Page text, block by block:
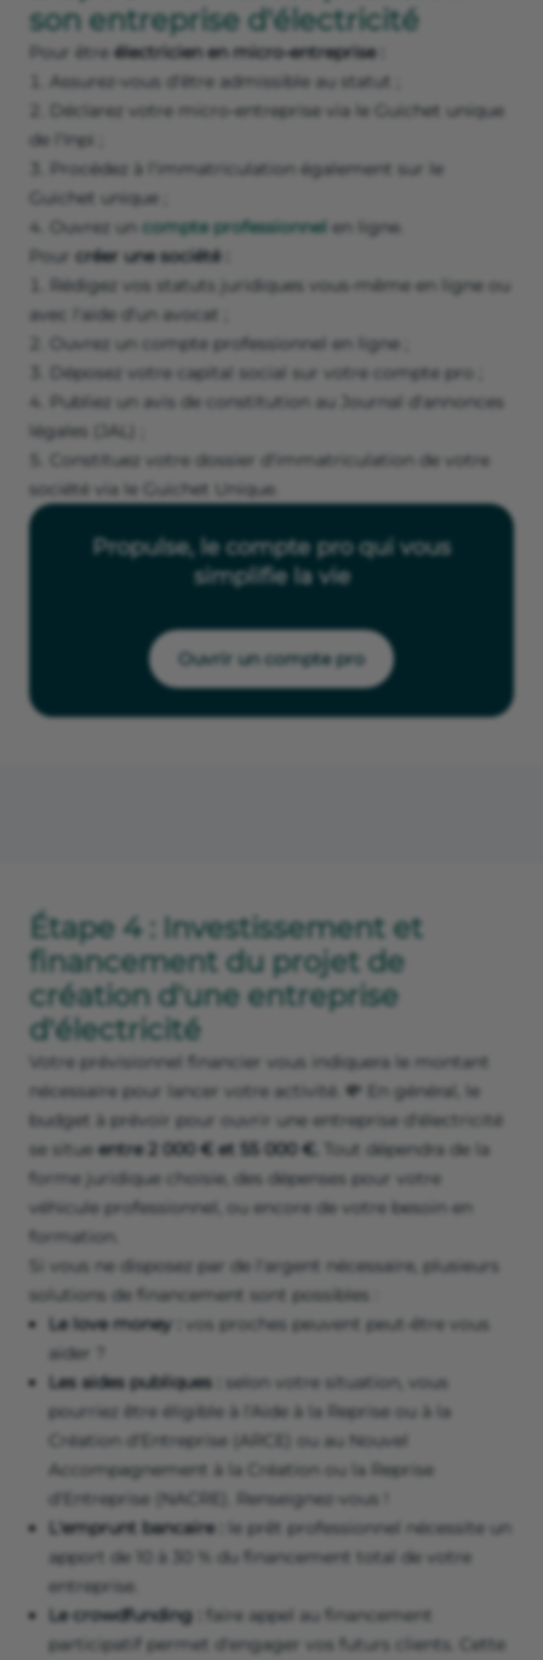
son entreprise d'électricité
Pour être électricien en micro-entreprise :
Assurez-vous d'être admissible au statut ;
Déclarez votre micro-entreprise via le Guichet unique
de l'Inpi ;
Procédez à l'immatriculation également sur le
Guichet unique ;
Ouvrez un compte professionnel en ligne.
Pour créer une société :
Rédigez vos statuts juridiques vous-même en ligne ou
avec l'aide d'un avocat ;
Ouvrez un compte professionnel en ligne ;
Déposez votre capital social sur votre compte pro ;
Publiez un avis de constitution au Journal d'annonces
légales (JAL) ;
Constituez votre dossier d'immatriculation de votre
société via le Guichet Unique.
Propulse, le compte pro qui vous
simplifie la vie
Ouvrir un compte pro
Étape 4 : Investissement et
financement du projet de
création d'une entreprise
d'électricité
Votre prévisionnel financier vous indiquera le montant
nécessaire pour lancer votre activité. 💸 En général, le
budget à prévoir pour ouvrir une entreprise d'électricité
se situe entre 2 000 € et 55 000 €.
Tout dépendra de la
forme juridique choisie, des dépenses pour votre
véhicule professionnel, ou encore de votre besoin en
formation.
Si vous ne disposez par de l'argent nécessaire, plusieurs
solutions de financement sont possibles :
Le love money :
vos proches peuvent peut-être vous
aider ?
Les aides publiques :
selon votre situation, vous
pourriez être éligible à l'Aide à la Reprise ou à la
Création d'Entreprise (ARCE) ou au Nouvel
Accompagnement à la Création ou la Reprise
d'Entreprise (NACRE). Renseignez-vous !
L'emprunt bancaire :
le prêt professionnel nécessite un
apport de 10 à 30 % du financement total de votre
entreprise.
Le crowdfunding :
faire appel au financement
participatif permet d'engager vos futurs clients. Cette